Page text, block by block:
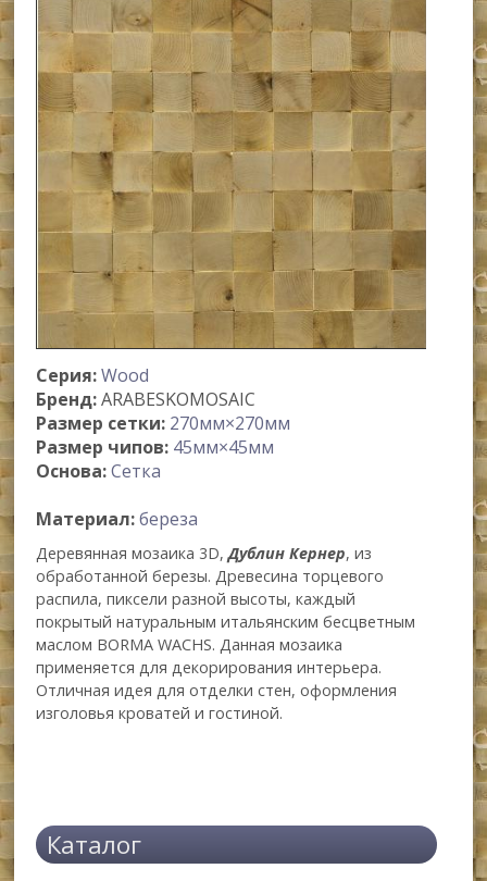
Серия:Wood
Бренд:ARABESKOMOSAIC
Размер сетки: 270мм×270мм
Размер чипов: 45мм×45мм
Основа:Сетка
Материал:береза
Деревянная мозаика 3D,Дублин Кернер, из
обработанной березы. Древесина торцевого
распила, пиксели разной высоты, каждый
покрытый натуральным итальянским бесцветным
маслом BORMA WACHS. Данная мозаика
применяется для декорирования интерьера.
Отличная идея для отделки стен, оформления
изголовья кроватей и гостиной.
Каталог